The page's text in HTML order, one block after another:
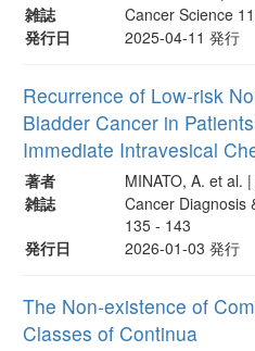
雑誌
Cancer Science
発行日
2025-04-11 発行
Recurrence of Low-risk
Bladder Cancer in
Immediate Intravesical
著者
MINATO, A. et al.
雑誌
Cancer Diagnosis
135 - 143
発行日
2026-01-03 発行
The Non-existence of
Classes of Continua